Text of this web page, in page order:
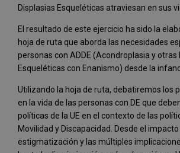
Displasias Esqueléticas atraviesan en sus
El resultado de este ejercicio ha sido la
hoja de ruta que aborda las necesidades
personas con ADDE (Acondroplasia y otras
Esqueléticas con Enanismo) desde la
Utilizando la hoja de ruta, debatiremos los
en la vida de las personas con DE que
políticas de la UE en el contexto de las
Movilidad y Discapacidad. Desde el impacto
estigmatización y las múltiples